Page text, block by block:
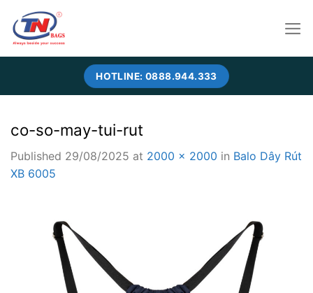
content
HOTLINE: 0888.944.333
co-so-may-tui-rut
Published 29/08/2025 at 2000 × 2000 in Balo Dây Rút
XB 6005